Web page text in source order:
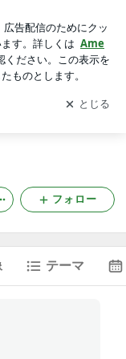
を受け取りまし
開く
フォロー
テーマ